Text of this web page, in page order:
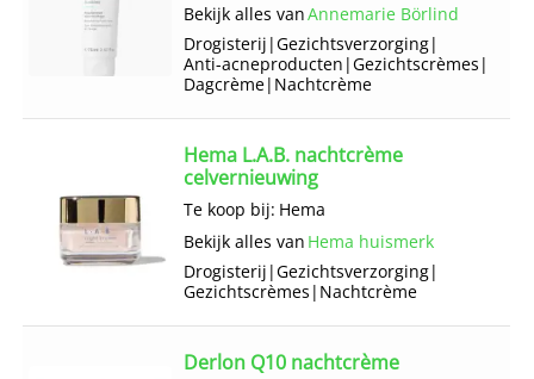
Bekijk alles vanAnnemarie Börlind
Drogisterij |Gezichts­verzorging|
Anti-acneproducten |Gezichts­crèmes |
Dagcrème| Nachtcrème
Hema L.A.B. nachtcrème
celvernieuwing
Te koop bij: Hema
Bekijk alles van Hema huismerk
Drogisterij |Gezichts­verzorging|
Gezichts­crèmes | Nachtcrème
Derlon Q10 nachtcrème